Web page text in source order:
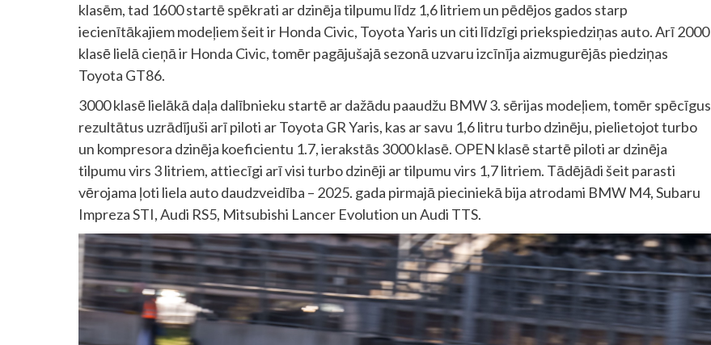
klasēm, tad 1600 startē spēkrati ar dzinēja tilpumu līdz 1,6 litriem un pēdējos gados starp
iecienītākajiem modeļiem šeit ir Honda Civic, Toyota Yaris un citi līdzīgi priekspiedziņas auto. Arī 2000
klasē lielā cieņā ir Honda Civic, tomēr pagājušajā sezonā uzvaru izcīnīja aizmugurējās piedziņas
Toyota GT86.
3000 klasē lielākā daļa dalībnieku startē ar dažādu paaudžu BMW 3. sērijas modeļiem, tomēr spēcīgus
rezultātus uzrādījuši arī piloti ar Toyota GR Yaris, kas ar savu 1,6 litru turbo dzinēju, pielietojot turbo
un kompresora dzinēja koeficientu 1.7, ierakstās 3000 klasē. OPEN klasē startē piloti ar dzinēja
tilpumu virs 3 litriem, attiecīgi arī visi turbo dzinēji ar tilpumu virs 1,7 litriem. Tādējādi šeit parasti
vērojama ļoti liela auto daudzveidība – 2025. gada pirmajā pieciniekā bija atrodami BMW M4, Subaru
Impreza STI, Audi RS5, Mitsubishi Lancer Evolution un Audi TTS.